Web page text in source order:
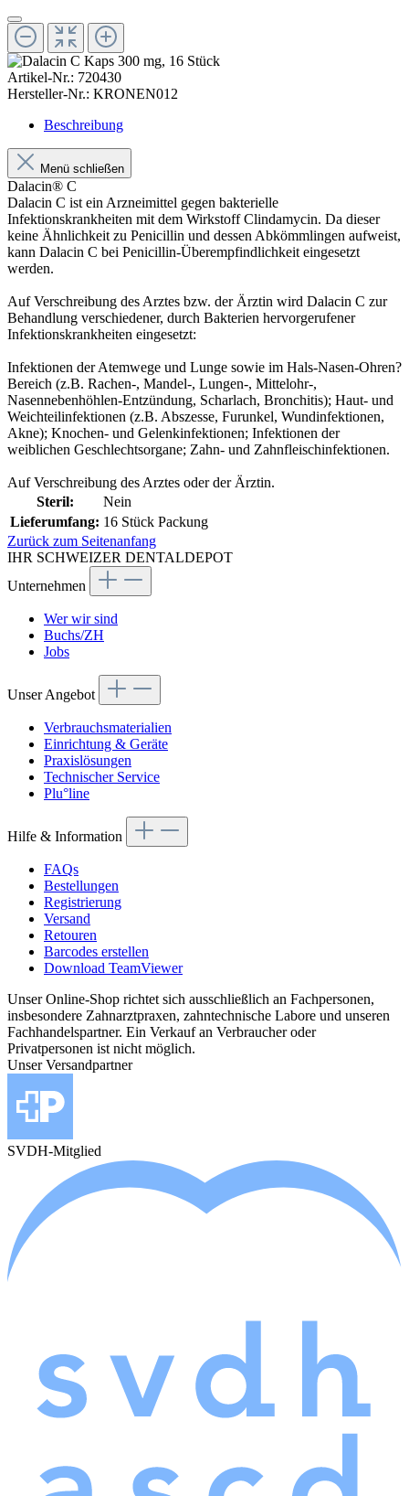
Artikel-Nr.: 720430
Hersteller-Nr.: KRONEN012
Beschreibung
Menü schließen
Dalacin® C
Dalacin C ist ein Arzneimittel gegen bakterielle
Infektionskrankheiten mit dem Wirkstoff Clindamycin. Da dieser
keine Ähnlichkeit zu Penicillin und dessen Abkömmlingen aufweist,
kann Dalacin C bei Penicillin-Überempfindlichkeit eingesetzt
werden.
Auf Verschreibung des Arztes bzw. der Ärztin wird Dalacin C zur
Behandlung verschiedener, durch Bakterien hervorgerufener
Infektionskrankheiten eingesetzt:
Infektionen der Atemwege und Lunge sowie im Hals-Nasen-Ohren?
Bereich (z.B. Rachen-, Mandel-, Lungen-, Mittelohr-,
Nasennebenhöhlen-Entzündung, Scharlach, Bronchitis); Haut- und
Weichteilinfektionen (z.B. Abszesse, Furunkel, Wundinfektionen,
Akne); Knochen- und Gelenkinfektionen; Infektionen der
weiblichen Geschlechtsorgane; Zahn- und Zahnfleischinfektionen.
Auf Verschreibung des Arztes oder der Ärztin.
Steril:
Nein
Lieferumfang: 16 Stück Packung
Zurück zum Seitenanfang
IHR SCHWEIZER DENTALDEPOT
Unternehmen
Wer wir sind
Buchs/ZH
Jobs
Unser Angebot
Verbrauchsmaterialien
Einrichtung & Geräte
Praxislösungen
Technischer Service
Plu°line
Hilfe & Information
FAQs
Bestellungen
Registrierung
Versand
Retouren
Barcodes erstellen
Download TeamViewer
Unser Online-Shop richtet sich ausschließlich an Fachpersonen,
insbesondere Zahnarztpraxen, zahntechnische Labore und unseren
Fachhandelspartner. Ein Verkauf an Verbraucher oder
Privatpersonen ist nicht möglich.
Unser Versandpartner
SVDH-Mitglied